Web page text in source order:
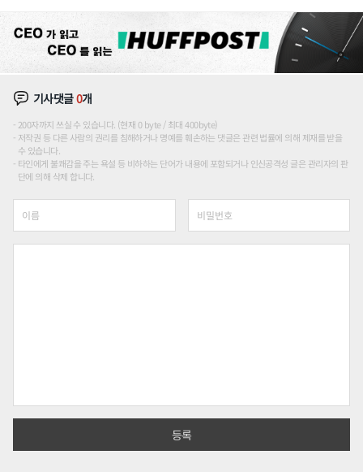
기사댓글0개
200자까지 쓰실 수 있습니다. (현재 0 byte / 최대 400byte)
저작권 등 다른 사람의 권리를 침해하거나 명예를 훼손하는 댓글은 관련 법률에 의해 제재를 받을
수 있습니다.
타인에게 불쾌감을 주는 욕설 등 비하하는 단어가 내용에 포함되거나 인신공격성 글은 관리자의 판
단에 의해 삭제 합니다.